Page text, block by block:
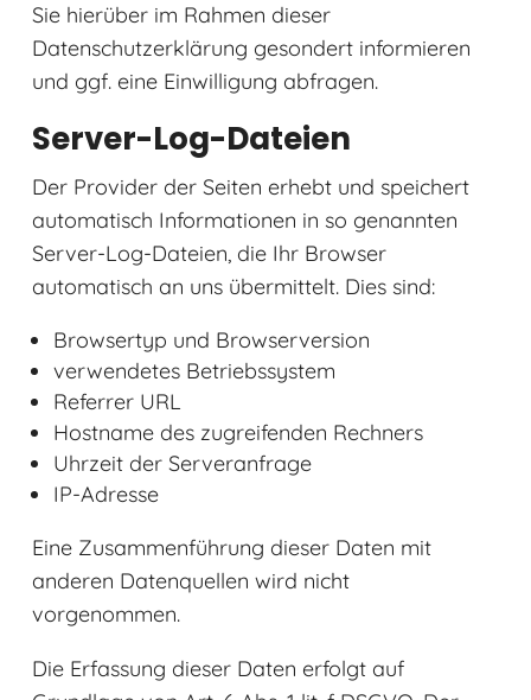
Sie hierüber im Rahmen dieser
Datenschutzerklärung gesondert informieren
und ggf. eine Einwilligung abfragen.
Server-Log-Dateien
Der Provider der Seiten erhebt und speichert
automatisch Informationen in so genannten
Server-Log-Dateien, die Ihr Browser
automatisch an uns übermittelt. Dies sind:
Browsertyp und Browserversion
verwendetes Betriebssystem
Referrer URL
Hostname des zugreifenden Rechners
Uhrzeit der Serveranfrage
IP-Adresse
Eine Zusammenführung dieser Daten mit
anderen Datenquellen wird nicht
vorgenommen.
Die Erfassung dieser Daten erfolgt auf